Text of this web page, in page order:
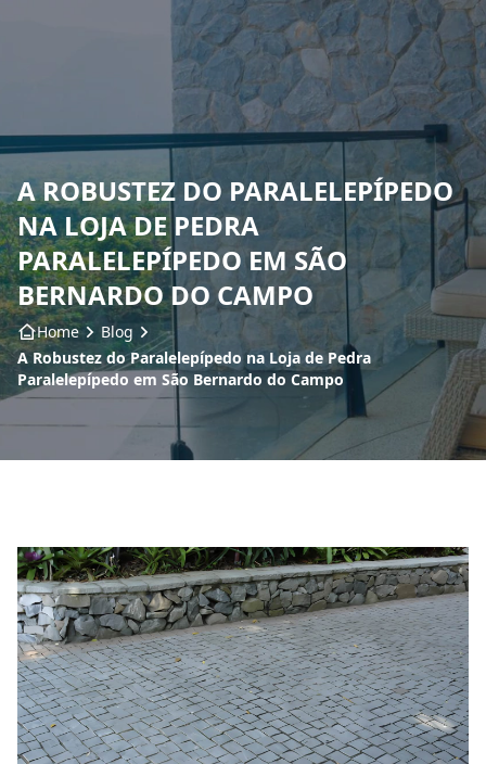
Home
Sobre nós
Produtos
Insumos
Serviços
Contato
A ROBUSTEZ DO PARALELEPÍPEDO
NA LOJA DE PEDRA
PARALELEPÍPEDO EM SÃO
BERNARDO DO CAMPO
Home
Blog
A Robustez do Paralelepípedo na Loja de Pedra
Paralelepípedo em São Bernardo do Campo